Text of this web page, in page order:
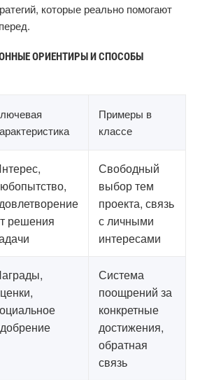
которые реально помогают
ОРИЕНТИРЫ И СПОСОБЫ
Примеры в
классе
решения
Свободный
выбор тем
проекта, связь
с личными
интересами
Система
поощрений за
конкретные
достижения,
обратная
связь